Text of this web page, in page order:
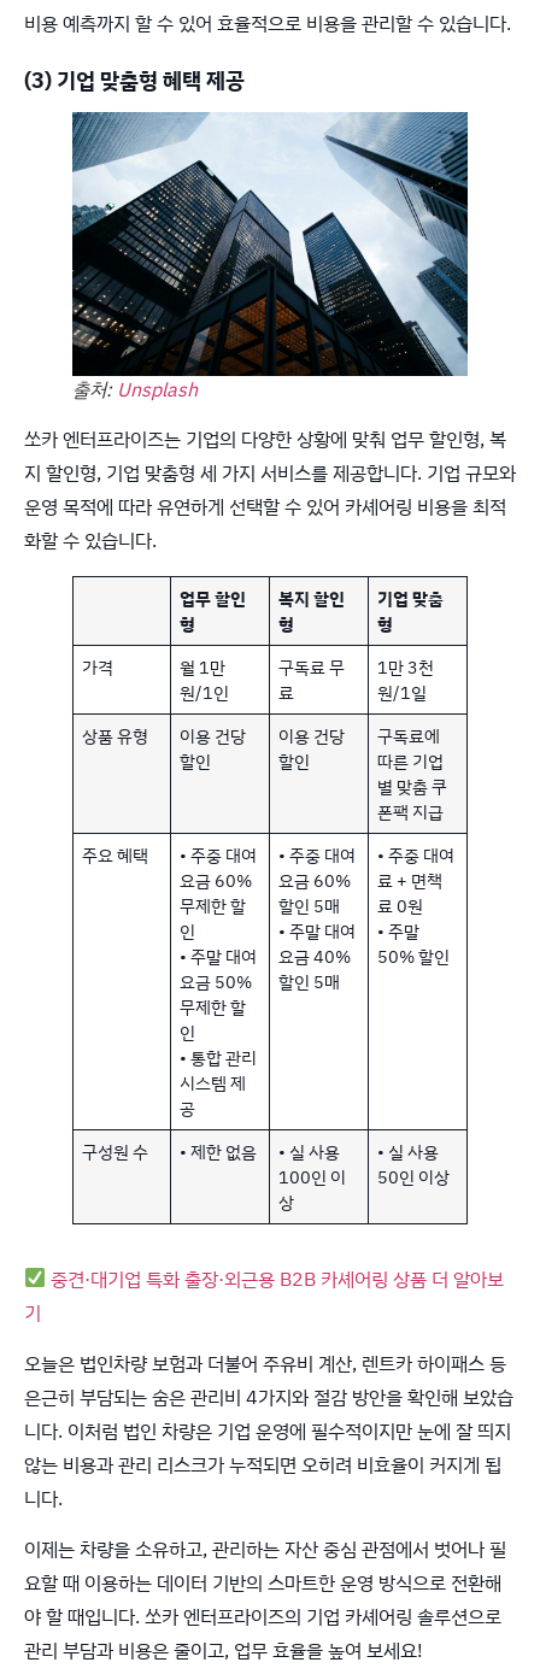
비용 예측까지 할 수 있어 효율적으로 비용을 관리할 수 있습니다.
(3) 기업 맞춤형 혜택 제공
출처: Unsplash
쏘카 엔터프라이즈는 기업의 다양한 상황에 맞춰 업무 할인형, 복
지 할인형, 기업 맞춤형 세 가지 서비스를 제공합니다. 기업 규모와
운영 목적에 따라 유연하게 선택할 수 있어 카셰어링 비용을 최적
화할 수 있습니다.
업무 할인
형
복지 할인
형
기업 맞춤
형
가격
월 1만
원/1인
구독료 무
료
1만 3천
원/1일
상품 유형
이용 건당
할인
이용 건당
할인
구독료에
따른 기업
별 맞춤 쿠
폰팩 지급
주요 혜택
• 주중 대여
요금 60%
무제한 할
인
• 주말 대여
요금 50%
무제한 할
인
• 통합 관리
시스템 제
공
• 주중 대여
요금 60%
할인 5매
• 주말 대여
요금 40%
할인 5매
• 주중 대여
료 + 면책
료 0원
• 주말
50% 할인
구성원 수 • 제한 없음
• 실 사용
100인 이
상
• 실 사용
50인 이상
중견·대기업 특화 출장·외근용 B2B 카셰어링 상품 더 알아보
기
오늘은 법인차량 보험과 더불어 주유비 계산, 렌트카 하이패스 등
은근히 부담되는 숨은 관리비 4가지와 절감 방안을 확인해 보았습
니다. 이처럼 법인 차량은 기업 운영에 필수적이지만 눈에 잘 띄지
않는 비용과 관리 리스크가 누적되면 오히려 비효율이 커지게 됩
니다.
이제는 차량을 소유하고, 관리하는 자산 중심 관점에서 벗어나 필
요할 때 이용하는 데이터 기반의 스마트한 운영 방식으로 전환해
야 할 때입니다. 쏘카 엔터프라이즈의 기업 카셰어링 솔루션으로
관리 부담과 비용은 줄이고, 업무 효율을 높여 보세요!